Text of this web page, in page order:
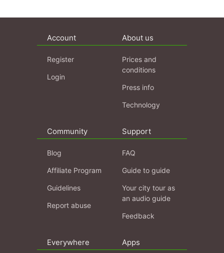
Account
Register
Login
About us
Prices and
conditions
Press info
Technology
Community
Blog
Affiliate Program
Guidelines
Report abuse
Support
FAQ
Guide to guide
Your city tour as
an audio guide
Feedback
Everywhere Apps